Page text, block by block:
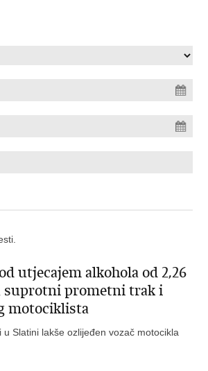
utjecajem alkohola od 2,26
suprotni prometni trak i
motociklista
u Slatini lakše ozlijeđen vozač motocikla